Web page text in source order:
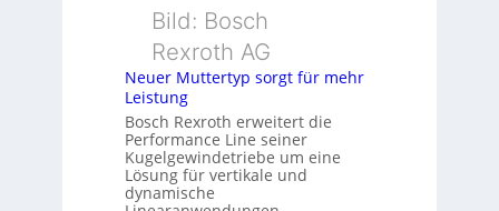
n
u
d
Z
u
k
m
b
n
i
e
Bild: Bosch
Rexroth AG
Neuer Muttertyp sorgt für mehr
Leistung
Bosch Rexroth erweitert die
Performance Line seiner
Kugelgewindetriebe um eine
Lösung für vertikale und
dynamische